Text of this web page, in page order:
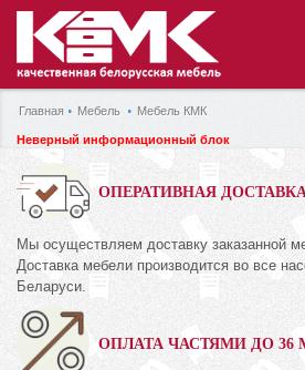
Главная Мебель Мебель КМК
Неверный информационный блок
ОПЕРАТИВНАЯ
Мы осуществляем доставку заказанной
Доставка мебели производится во все
Беларуси.
ОПЛАТА ЧАСТЯМИ ДО 36